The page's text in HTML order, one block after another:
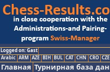
Logged on: Gast
Arabic ARM AZE BIH BUL CAT CHN CRO CZE
Главная Турнирная база